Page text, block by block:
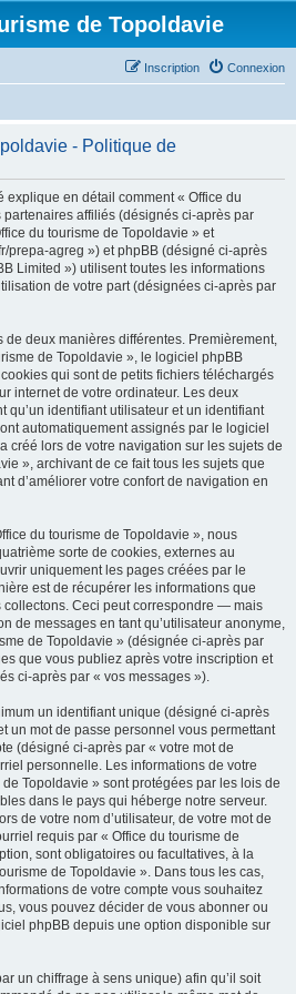
de Topoldavie
Connexion
Inscription
- Politique de
en détail comment « Office du
affiliés (désignés ci-après par
du tourisme de Topoldavie » et
prepa-agreg ») et phpBB (désigné ci-après
Limited ») utilisent toutes les informations
de votre part (désignées ci-après par
de deux manières différentes. Premièrement,
de Topoldavie », le logiciel phpBB
qui sont de petits fichiers téléchargés
internet de votre ordinateur. Les deux
qu’un identifiant utilisateur et un identifiant
automatiquement assignés par le logiciel
créé lors de votre navigation sur les sujets de
», archivant de ce fait tous les sujets que
d’améliorer votre confort de navigation en
du tourisme de Topoldavie », nous
sorte de cookies, externes au
uniquement les pages créées par le
est de récupérer les informations que
collectons. Ceci peut correspondre — mais
de messages en tant qu’utilisateur anonyme,
de Topoldavie » (désignée ci-après par
que vous publiez après votre inscription et
ci-après par « vos messages »).
un identifiant unique (désigné ci-après
un mot de passe personnel vous permettant
(désigné ci-après par « votre mot de
personnelle. Les informations de votre
Topoldavie » sont protégées par les lois de
dans le pays qui héberge notre serveur.
de votre nom d’utilisateur, de votre mot de
requis par « Office du tourisme de
sont obligatoires ou facultatives, à la
de Topoldavie ». Dans tous les cas,
de votre compte vous souhaitez
vous pouvez décider de vous abonner ou
phpBB depuis une option disponible sur
un chiffrage à sens unique) afin qu’il soit